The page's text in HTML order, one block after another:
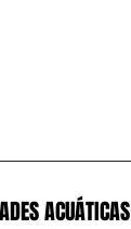
ACUÁTICAS